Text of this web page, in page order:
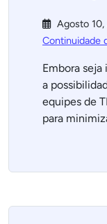
Agosto 10,
Continuidade
Embora
a
equipes de
para